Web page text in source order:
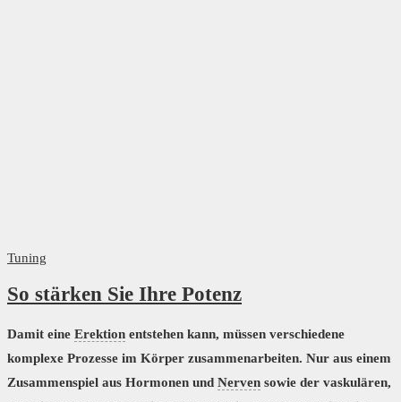
Tuning
So stärken Sie Ihre Potenz
Damit eine Erektion entstehen kann, müssen verschiedene
komplexe Prozesse im Körper zusammenarbeiten. Nur aus einem
Zusammenspiel aus Hormonen und Nerven sowie der vaskulären,